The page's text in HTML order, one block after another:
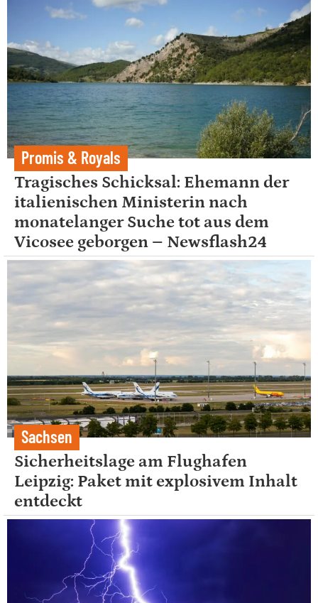
Promis & Royals
Tragisches Schicksal: Ehemann der
italienischen Ministerin nach
monatelanger Suche tot aus dem
Vicosee geborgen – Newsflash24
Sachsen
Sicherheitslage am Flughafen
Leipzig: Paket mit explosivem Inhalt
entdeckt